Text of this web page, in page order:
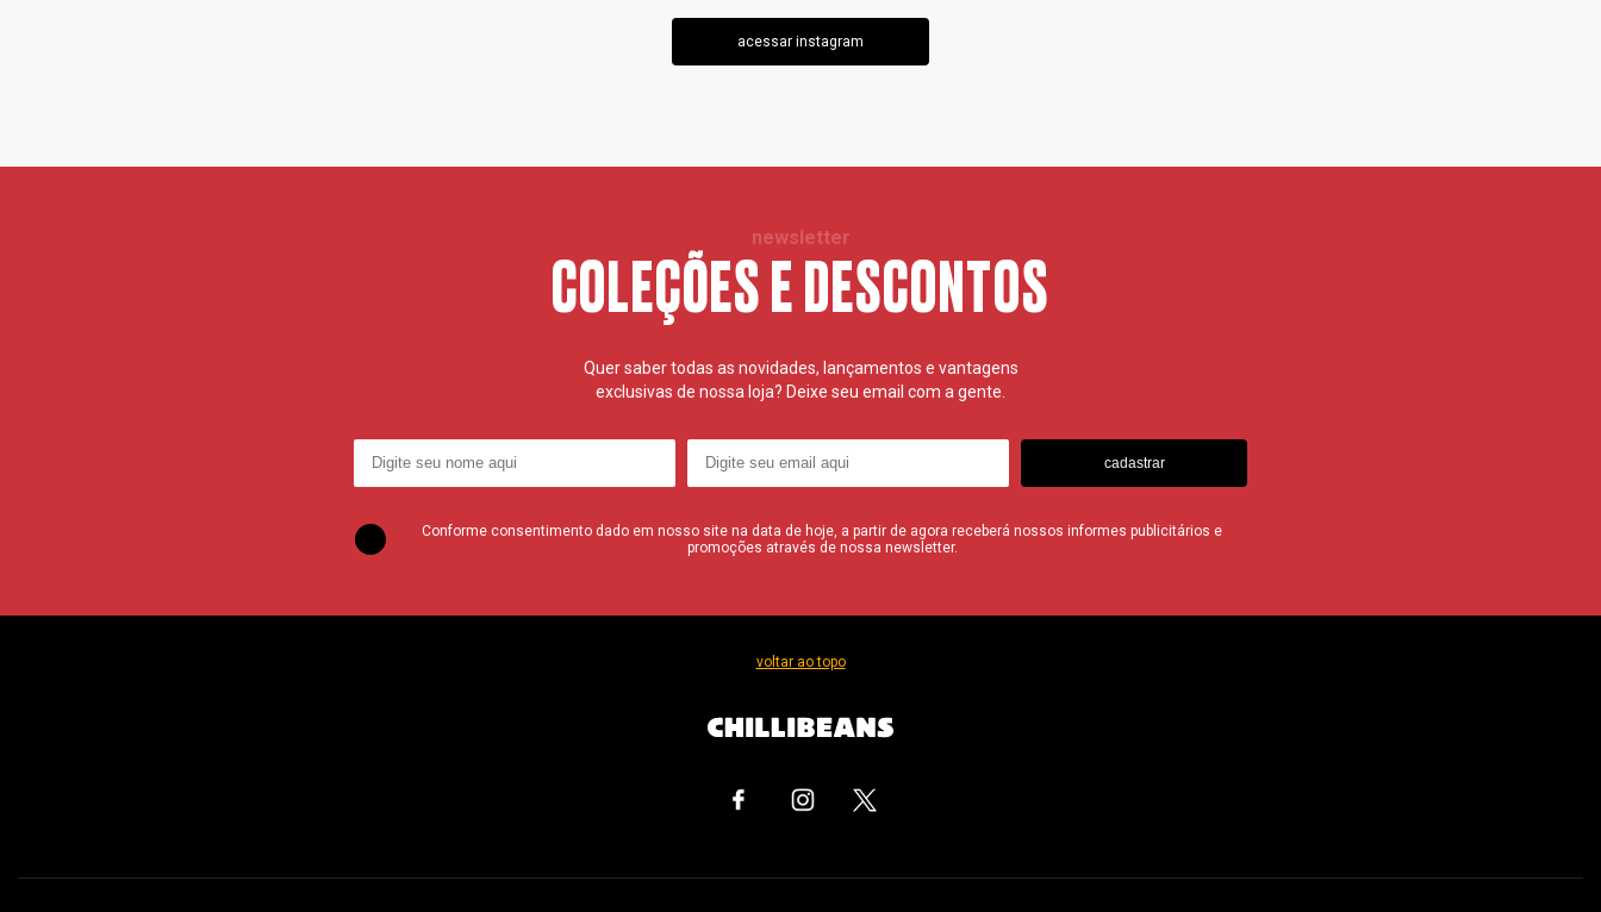
acessar instagram
newsletter
COLEÇÕES E DESCONTOS
Quer saber todas as novidades, lançamentos e vantagens
exclusivas de nossa loja? Deixe seu email com a gente.
cadastrar
Conforme consentimento dado em nosso site na data de hoje, a partir de agora receberá nossos informes publicitários e
promoções através de nossa newsletter.
voltar ao topo